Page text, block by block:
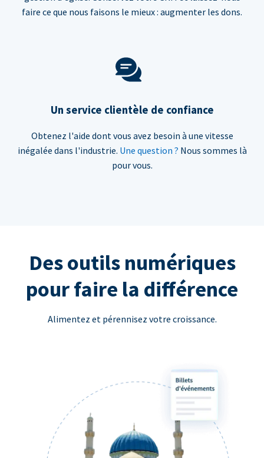
faire ce que nous faisons le mieux : augmenter les dons.
Un service clientèle de confiance
Obtenez l'aide dont vous avez besoin à une vitesse
inégalée dans l'industrie. Une question ? Nous sommes là
pour vous.
Des outils numériques
pour faire la différence
Alimentez et pérennisez votre croissance.